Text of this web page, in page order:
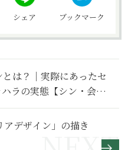
シェア ブックマーク
は？｜実際にあったセ
ラの実態【シン・会社
デザイン」の描き